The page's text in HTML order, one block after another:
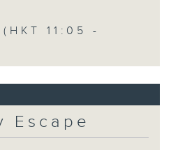
11:05 -
Escape